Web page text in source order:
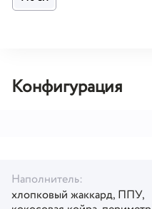
Конфигурация
Наполнитель:
хлопковый жаккард, ППУ,